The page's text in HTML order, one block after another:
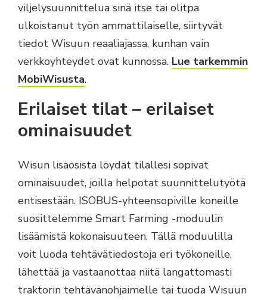
viljelysuunnittelua sinä itse tai olitpa
ulkoistanut työn ammattilaiselle, siirtyvät
tiedot Wisuun reaaliajassa, kunhan vain
verkkoyhteydet ovat kunnossa. Lue tarkemmin
MobiWisusta.
Erilaiset tilat – erilaiset
ominaisuudet
Wisun lisäosista löydät tilallesi sopivat
ominaisuudet, joilla helpotat suunnittelutyötä
entisestään. ISOBUS-yhteensopiville koneille
suosittelemme Smart Farming -moduulin
lisäämistä kokonaisuuteen. Tällä moduulilla
voit luoda tehtävätiedostoja eri työkoneille,
lähettää ja vastaanottaa niitä langattomasti
traktorin tehtävänohjaimelle tai tuoda Wisuun